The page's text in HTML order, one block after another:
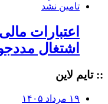
اعتبارات
اشتغال
:: تایم لاین
۱۹ مرداد ۱۴۰۵